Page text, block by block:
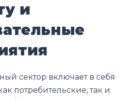
и
сектор включает в себя
потребительские, так и